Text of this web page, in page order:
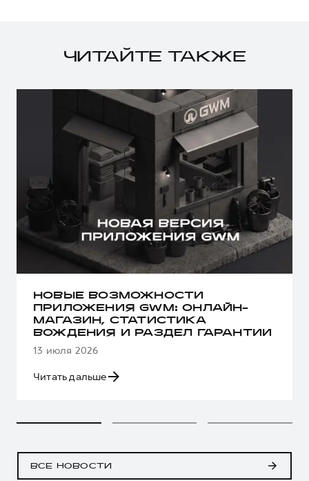
ЧИТАЙТЕ ТАКЖЕ
НОВЫЕ ВОЗМОЖНОСТИ
ПРИЛОЖЕНИЯ GWM: ОНЛАЙН-
МАГАЗИН, СТАТИСТИКА
ВОЖДЕНИЯ И РАЗДЕЛ ГАРАНТИИ
13 июля 2026
Читать дальше
ВСЕ НОВОСТИ